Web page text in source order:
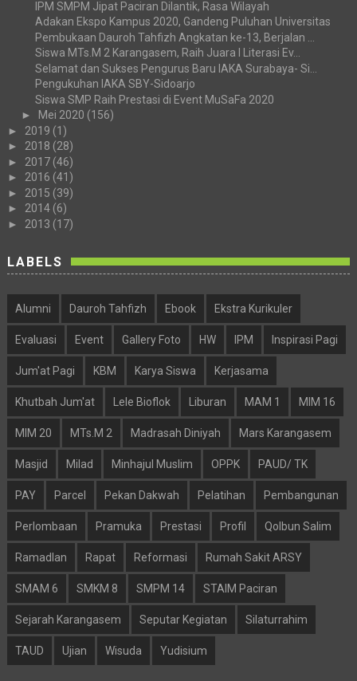
IPM SMPM Jipat Paciran Dilantik, Rasa Wilayah
Adakan Ekspo Kampus 2020, Gandeng Puluhan Universitas
Pembukaan Dauroh Tahfizh Angkatan ke-13, Berjalan ...
Siswa MTs.M 2 Karangasem, Raih Juara I Literasi Ev...
Selamat dan Sukses Pengurus Baru IAKA Surabaya- Si...
Pengukuhan IAKA SBY-Sidoarjo
Siswa SMP Raih Prestasi di Event MuSaFa 2020
►
Mei 2020 (156)
► 2019 (1)
► 2018 (28)
► 2017 (46)
► 2016 (41)
► 2015 (39)
► 2014 (6)
► 2013 (17)
LABELS
Alumni Dauroh Tahfizh Ebook Ekstra Kurikuler
Evaluasi Event Gallery Foto HW IPM Inspirasi Pagi
Jum'at Pagi KBM Karya Siswa Kerjasama
Khutbah Jum'at Lele Bioflok Liburan MAM 1 MIM 16
MIM 20 MTs.M 2 Madrasah Diniyah Mars Karangasem
Masjid Milad Minhajul Muslim OPPK PAUD/ TK
PAY Parcel Pekan Dakwah Pelatihan Pembangunan
Perlombaan Pramuka Prestasi Profil Qolbun Salim
Ramadlan Rapat Reformasi Rumah Sakit ARSY
SMAM 6 SMKM 8 SMPM 14 STAIM Paciran
Sejarah Karangasem Seputar Kegiatan Silaturrahim
TAUD Ujian Wisuda Yudisium